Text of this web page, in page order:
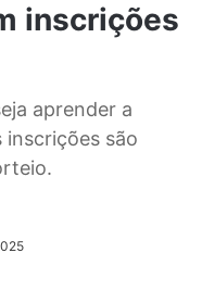
inscrições
aprender a
inscrições são